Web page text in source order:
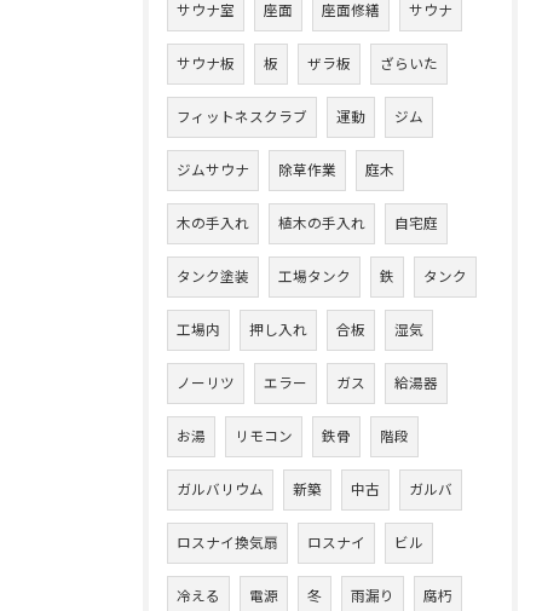
サウナ室 座面 座面修繕 サウナ
サウナ板 板 ザラ板 ざらいた
フィットネスクラブ 運動 ジム
ジムサウナ 除草作業 庭木
木の手入れ 植木の手入れ 自宅庭
タンク塗装 工場タンク 鉄 タンク
工場内 押し入れ 合板 湿気
ノーリツ エラー ガス 給湯器
お湯 リモコン 鉄骨 階段
ガルバリウム 新築 中古 ガルバ
ロスナイ換気扇 ロスナイ ビル
冷える 電源 冬 雨漏り 腐朽